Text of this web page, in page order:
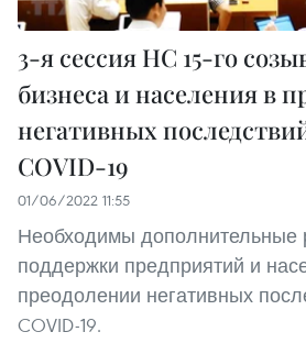
3-я сессия НС 15-го
бизнеса и населения в
негативных
COVID-19
01/06/2022 11:55
Необходимы дополнительные
поддержки предприятий и
преодолении негативных
COVID-19.